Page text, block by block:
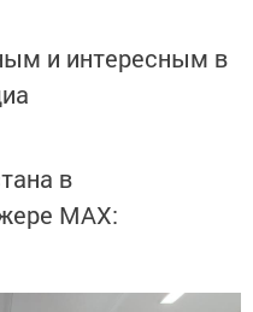
и интересным в
в
MАХ: